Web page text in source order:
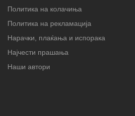
Политика на колачиња
Политика на рекламација
Нарачки, плаќања и испорака
Најчести прашања
Наши автори